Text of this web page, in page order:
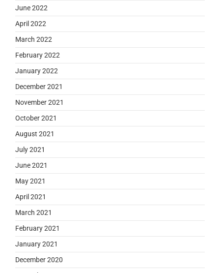
June 2022
April 2022
March 2022
February 2022
January 2022
December 2021
November 2021
October 2021
August 2021
July 2021
June 2021
May 2021
April 2021
March 2021
February 2021
January 2021
December 2020